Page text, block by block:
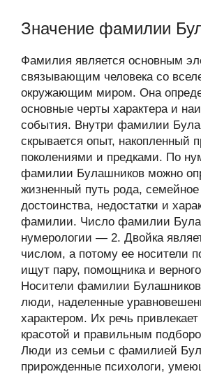
Значение фамилии
Фамилия является основным
связывающим человека со
окружающим миром. Она
основные черты характера и
события. Внутри фамилии
скрывается опыт, накопленный
поколениями и предками. По
фамилии Булашников можно
жизненный путь рода, семейное
достоинства, недостатки и
фамилии. Число фамилии
нумерологии — 2. Двойка
числом, а потому ее носители
ищут пару, помощника и
Носители фамилии
люди, наделенные
характером. Их речь
красотой и правильным
Люди из семьи с фамилией
прирожденные психологи,